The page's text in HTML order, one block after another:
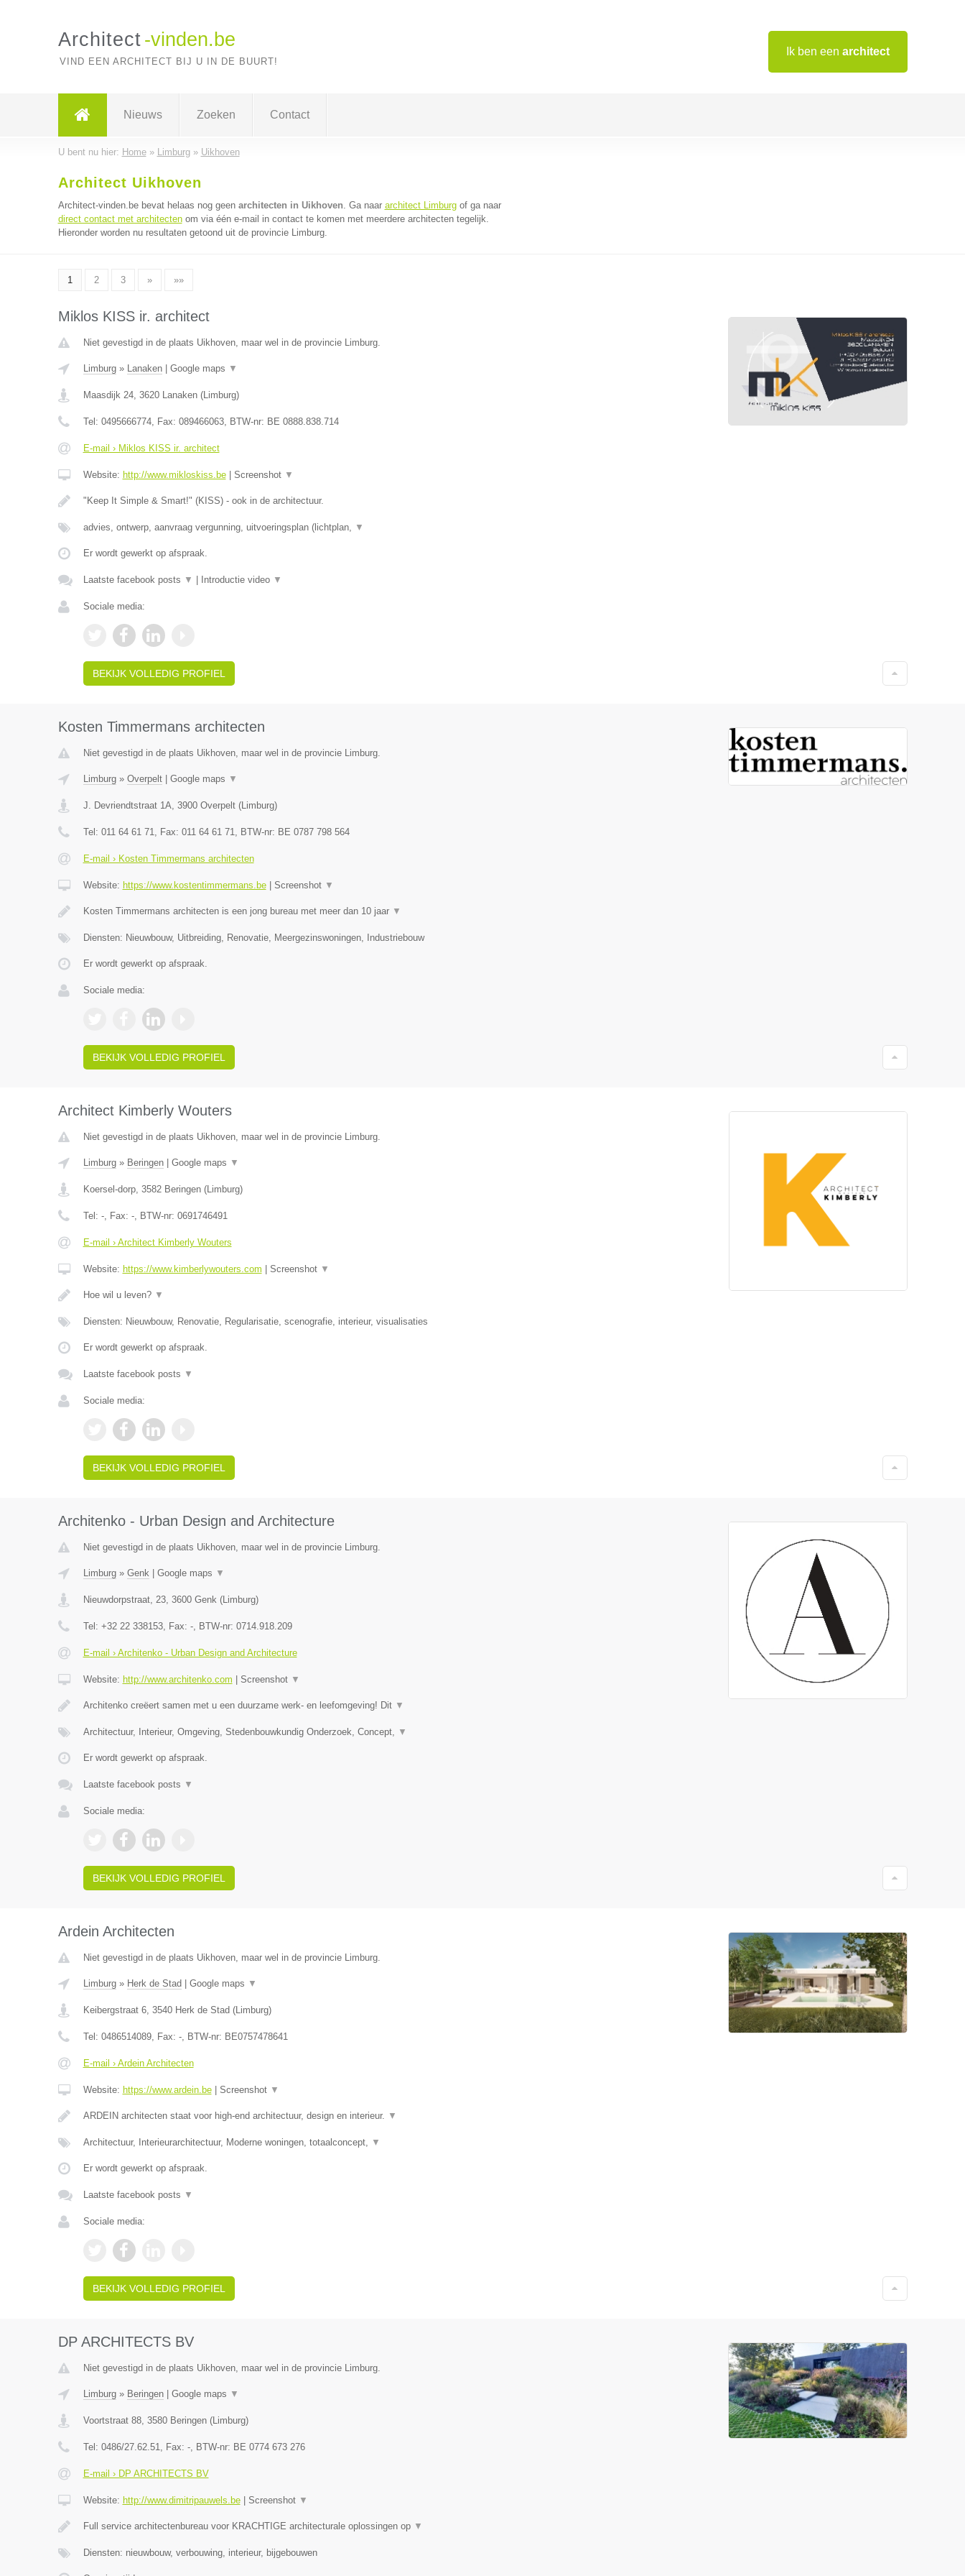
Ik ben een architect
Architect -vinden.be
VIND EEN ARCHITECT BIJ U IN DE BUURT!
Nieuws Zoeken Contact
U bent nu hier: Home» Limburg» Uikhoven
Architect Uikhoven
Architect-vinden.be bevat helaas nog geen architecten in Uikhoven. Ga naar architect Limburgof ga naar
direct contact met architectenom via één e-mail in contact te komen met meerdere architecten tegelijk.
Hieronder worden nu resultaten getoond uit de provincie Limburg.
1 2 3 » »»
Miklos KISS ir. architect
Niet gevestigd in de plaats Uikhoven, maar wel in de provincie Limburg.
Limburg» Lanaken| Google maps ▼
Maasdijk 24, 3620 Lanaken(Limburg)
Tel: 0495666774, Fax: 089466063, BTW-nr: BE 0888.838.714
E-mail › Miklos KISS ir. architect
Website: http://www.mikloskiss.be| Screenshot ▼
"Keep It Simple & Smart!" (KISS) - ook in de architectuur.
advies, ontwerp, aanvraag vergunning, uitvoeringsplan (lichtplan, ▼
Er wordt gewerkt op afspraak.
Laatste facebook posts ▼ Introductie video ▼
Sociale media:
BEKIJK VOLLEDIG PROFIEL
Kosten Timmermans architecten
Niet gevestigd in de plaats Uikhoven, maar wel in de provincie Limburg.
Limburg» Overpelt| Google maps ▼
J. Devriendtstraat 1A, 3900 Overpelt(Limburg)
Tel: 011 64 61 71, Fax: 011 64 61 71, BTW-nr: BE 0787 798 564
E-mail › Kosten Timmermans architecten
Website: https://www.kostentimmermans.be| Screenshot ▼
Kosten Timmermans architecten is een jong bureau met meer dan 10 jaar ▼
Diensten: Nieuwbouw, Uitbreiding, Renovatie, Meergezinswoningen, Industriebouw
Er wordt gewerkt op afspraak.
Sociale media:
BEKIJK VOLLEDIG PROFIEL
Architect Kimberly Wouters
Niet gevestigd in de plaats Uikhoven, maar wel in de provincie Limburg.
Limburg» Beringen| Google maps ▼
Koersel-dorp, 3582 Beringen(Limburg)
Tel: -, Fax: -, BTW-nr: 0691746491
E-mail › Architect Kimberly Wouters
Website: https://www.kimberlywouters.com Screenshot ▼
Hoe wil u leven? ▼
Diensten: Nieuwbouw, Renovatie, Regularisatie, scenografie, interieur, visualisaties
Er wordt gewerkt op afspraak.
Laatste facebook posts ▼
Sociale media:
BEKIJK VOLLEDIG PROFIEL
Architenko - Urban Design and Architecture
Niet gevestigd in de plaats Uikhoven, maar wel in de provincie Limburg.
Limburg» Genk| Google maps ▼
Nieuwdorpstraat, 23, 3600 Genk(Limburg)
Tel: +32 22 338153, Fax: -, BTW-nr: 0714.918.209
E-mail › Architenko - Urban Design and Architecture
Website: http://www.architenko.com Screenshot ▼
Architenko creëert samen met u een duurzame werk- en leefomgeving! Dit ▼
Architectuur, Interieur, Omgeving, Stedenbouwkundig Onderzoek, Concept, ▼
Er wordt gewerkt op afspraak.
Laatste facebook posts ▼
Sociale media:
BEKIJK VOLLEDIG PROFIEL
Ardein Architecten
Niet gevestigd in de plaats Uikhoven, maar wel in de provincie Limburg.
Limburg» Herk de Stad Google maps ▼
Keibergstraat 6, 3540 Herk de Stad (Limburg)
Tel: 0486514089, Fax: -, BTW-nr: BE0757478641
E-mail › Ardein Architecten
Website: https://www.ardein.be| Screenshot ▼
ARDEIN architecten staat voor high-end architectuur, design en interieur. ▼
Architectuur, Interieurarchitectuur, Moderne woningen, totaalconcept, ▼
Er wordt gewerkt op afspraak.
Laatste facebook posts ▼
Sociale media:
BEKIJK VOLLEDIG PROFIEL
DP ARCHITECTS BV
Niet gevestigd in de plaats Uikhoven, maar wel in de provincie Limburg.
Limburg» Beringen| Google maps ▼
Voortstraat 88, 3580 Beringen(Limburg)
Tel: 0486/27.62.51, Fax: -, BTW-nr: BE 0774 673 276
E-mail › DP ARCHITECTS BV
Website: http://www.dimitripauwels.be| Screenshot ▼
Full service architectenbureau voor KRACHTIGE architecturale oplossingen op ▼
Diensten: nieuwbouw, verbouwing, interieur, bijgebouwen